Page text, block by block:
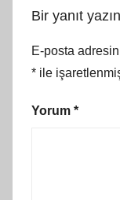
Bir yanıt yazın
E-posta
* ile
Yorum *